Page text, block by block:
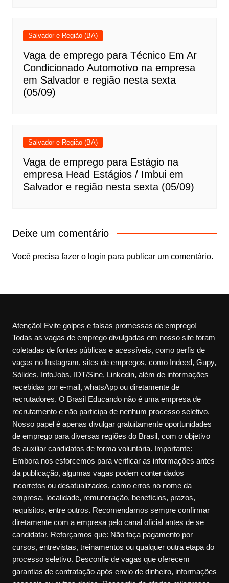
Salvador e Região (BA)
Vaga de emprego para Técnico Em Ar
Condicionado Automotivo na empresa
em Salvador e região nesta sexta
(05/09)
Salvador e Região (BA)
Vaga de emprego para Estágio na
empresa Head Estágios / Imbui em
Salvador e região nesta sexta (05/09)
Deixe um comentário
Você precisa fazer o login para publicar um comentário.
Atenção! Evite golpes e falsas promessas de emprego!
Todas as vagas de emprego divulgadas em nosso site foram
coletadas de fontes públicas e acessíveis, como perfis de
vagas no Instagram, sites de empregos, como Indeed, Gupy,
Sólides, InfoJobs, IDT/Sine, Linkedin, além de informações
recebidas por e-mail, whatsApp ou diretamente de
recrutadores. O Brasil Educando não é uma empresa de
recrutamento e não participa de nenhum processo seletivo.
Nosso papel é apenas divulgar gratuitamente oportunidades
de emprego para diversas regiões do Brasil, com o objetivo
de auxiliar candidatos de forma voluntária. Importante:
Embora nos esforcemos para verificar as informações antes
da publicação, algumas vagas podem conter dados
incorretos ou desatualizados, como erros no nome da
empresa, localidade, remuneração, benefícios, prazos,
requisitos, entre outros. Recomendamos sempre confirmar
diretamente com a empresa pelo canal oficial antes de se
candidatar. Reforçamos que: Não faça pagamento por
cursos, entrevistas, treinamentos ou qualquer outra etapa do
processo seletivo. Desconfie de vagas que oferecem
garantias de contratação após envio de dinheiro, informações